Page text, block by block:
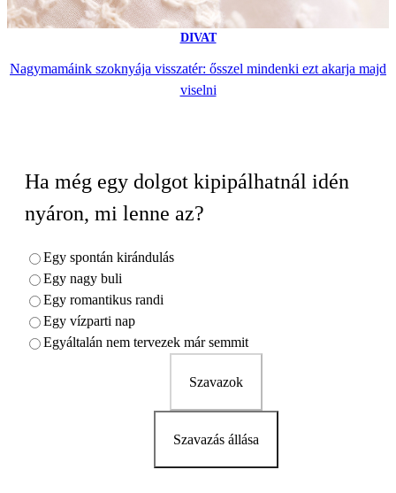
DIVAT
Nagymamáink szoknyája visszatér: ősszel mindenki ezt akarja majd
viselni
Ha még egy dolgot kipipálhatnál idén
nyáron, mi lenne az?
Egy spontán kirándulás
Egy nagy buli
Egy romantikus randi
Egy vízparti nap
Egyáltalán nem tervezek már semmit
Szavazok
Szavazás állása